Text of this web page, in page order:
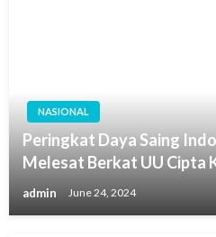
NASIONAL
Peringkat Daya Saing
Melesat Berkat UU Cipta
admin June 24, 2024